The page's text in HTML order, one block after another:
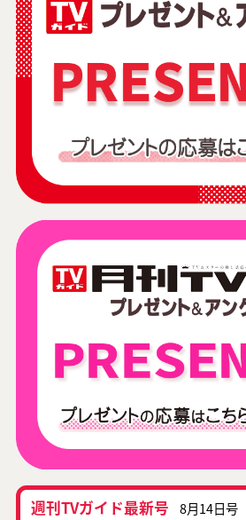
週刊TVガイド最新号 8月14日号